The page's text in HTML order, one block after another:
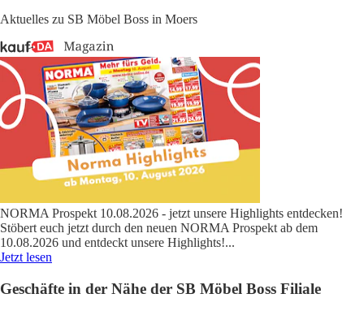
Aktuelles zu SB Möbel Boss in Moers
NORMA Prospekt 10.08.2026 - jetzt unsere Highlights entdecken!
Stöbert euch jetzt durch den neuen NORMA Prospekt ab dem
10.08.2026 und entdeckt unsere Highlights!...
Jetzt lesen
Geschäfte in der Nähe der SB Möbel Boss Filiale